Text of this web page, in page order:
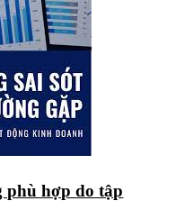
phù hợp do tập